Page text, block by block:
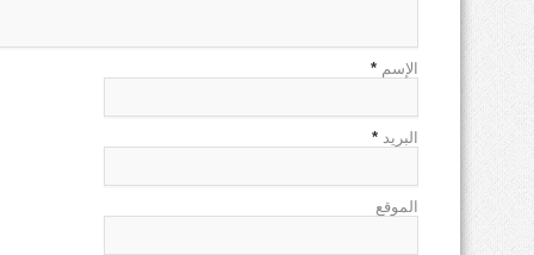
الإسم *
البريد *
الموقع